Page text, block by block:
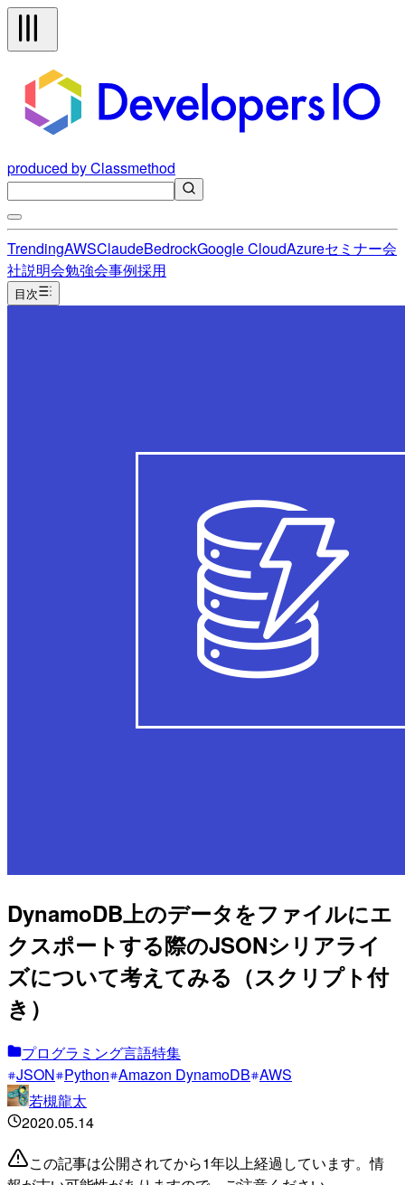
produced by Classmethod
TrendingAWSClaudeBedrockGoogle CloudAzureセミナー会
社説明会勉強会事例採用
目次
DynamoDB上のデータをファイルにエ
クスポートする際のJSONシリアライ
ズについて考えてみる（スクリプト付
き）
プログラミング言語特集
JSON Python Amazon DynamoDB AWS
若槻龍太
2020.05.14
この記事は公開されてから1年以上経過しています。情